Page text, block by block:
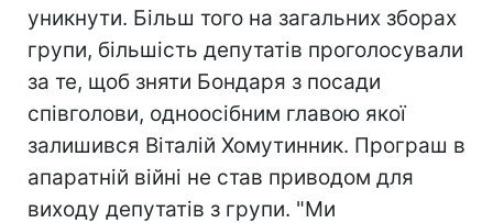
уникнути. Більш того на загальних зборах
групи, більшість депутатів проголосували
за те, щоб зняти Бондаря з посади
співголови, одноосібним главою якої
залишився Віталій Хомутинник. Програш в
апаратній війні не став приводом для
виходу депутатів з групи. "Ми